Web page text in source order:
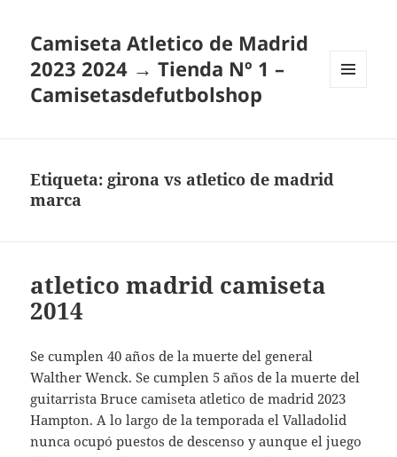
Camiseta Atletico de Madrid
2023 2024 → Tienda Nº 1 –
Camisetasdefutbolshop
Etiqueta: girona vs atletico de madrid
marca
atletico madrid camiseta
2014
Se cumplen 40 años de la muerte del general
Walther Wenck. Se cumplen 5 años de la muerte del
guitarrista Bruce camiseta atletico de madrid 2023
Hampton. A lo largo de la temporada el Valladolid
nunca ocupó puestos de descenso y aunque el juego